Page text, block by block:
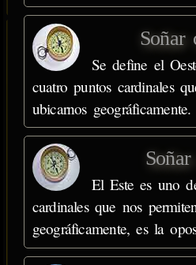
Soñar
Se define el
cuatro puntos cardinales
ubicarnos
El Este es uno
cardinales que nos
geográficamente, es la